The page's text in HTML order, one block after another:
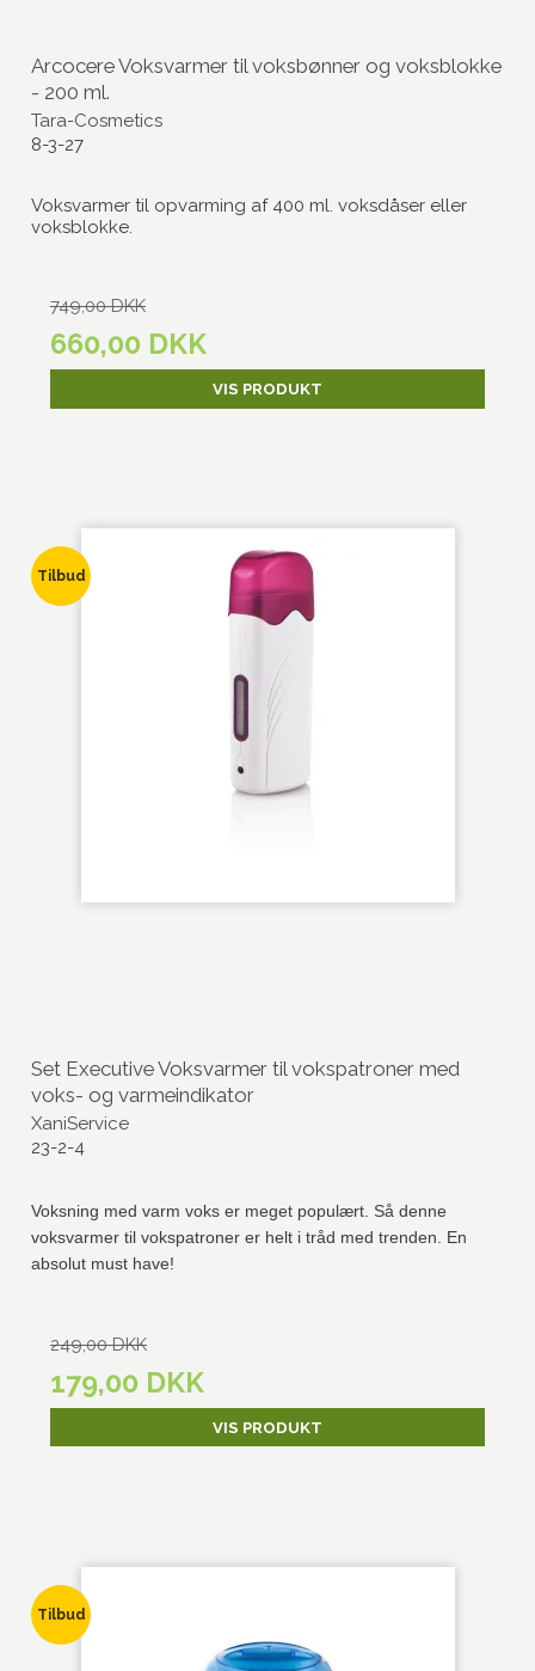
Arcocere Voksvarmer til voksbønner og voksblokke
- 200 ml.
Tara-Cosmetics
8-3-27
Voksvarmer til opvarming af 400 ml. voksdåser eller
voksblokke.
749,00 DKK
660,00 DKK
VIS PRODUKT
Tilbud
Set Executive Voksvarmer til vokspatroner med
voks- og varmeindikator
XaniService
23-2-4
Voksning med varm voks er meget populært. Så denne
voksvarmer til vokspatroner er helt i tråd med trenden. En
absolut must have!
249,00 DKK
179,00 DKK
VIS PRODUKT
Tilbud